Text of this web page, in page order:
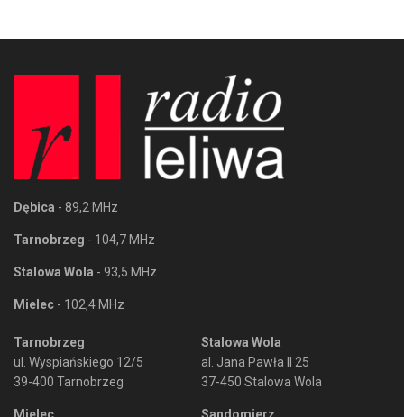
Dębica - 89,2 MHz
Tarnobrzeg - 104,7 MHz
Stalowa Wola - 93,5 MHz
Mielec - 102,4 MHz
Tarnobrzeg
ul. Wyspiańskiego 12/5
39-400 Tarnobrzeg
Stalowa Wola
al. Jana Pawła II 25
37-450 Stalowa Wola